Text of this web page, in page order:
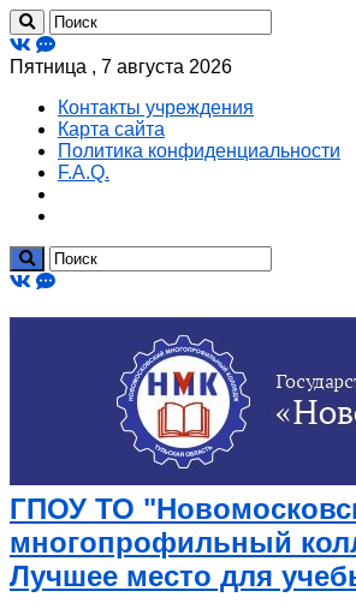
Пятница , 7 августа 2026
Контакты учреждения
Карта сайта
Политика конфиденциальности
F.A.Q.
ГПОУ ТО
многопрофильный
Лучшее место для